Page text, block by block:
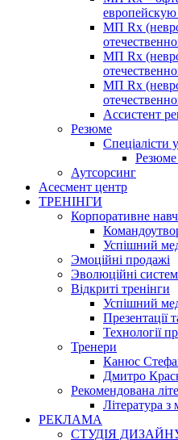
МП Rx
МП Rx
МП Rx
Ассистент
Резюме
Резюме
Аутсорсинг
Асесмент центр
ТРЕНІНГИ
Корпоративне
Успішний
Эмоційні продажі
Эволюційні
Відкриті тренінги
Успішний
Презентації
Технології
Тренери
Канюс
Дмитро
Рекомендована
Література з
РЕКЛАМА
СТУДІЯ